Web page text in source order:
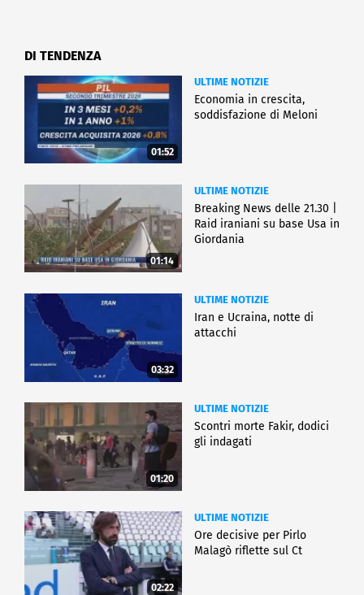
DI TENDENZA
01:52
ULTIME NOTIZIE
Economia in crescita,
soddisfazione di Meloni
01:14
ULTIME NOTIZIE
Breaking News delle 21.30 |
Raid iraniani su base Usa in
Giordania
03:32
ULTIME NOTIZIE
Iran e Ucraina, notte di
attacchi
01:20
ULTIME NOTIZIE
Scontri morte Fakir, dodici
gli indagati
02:22
ULTIME NOTIZIE
Ore decisive per Pirlo
Malagò riflette sul Ct